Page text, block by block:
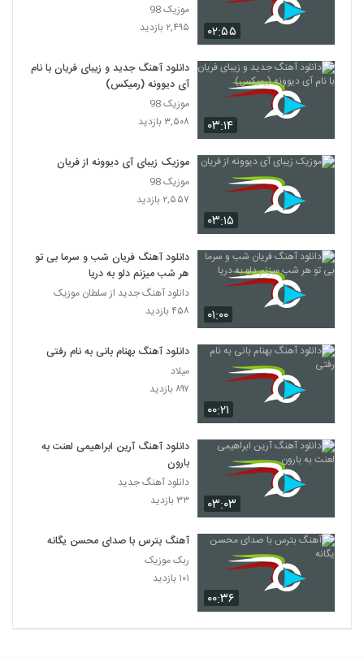
۰۲:۵۵
موزیک 98
۲,۴۹۵ بازدید
۰۳:۱۴
دانلود آهنگ جدید و زیبای فریان با نام
آی دیوونه (رمیکس)
موزیک 98
۳,۵۰۸ بازدید
۰۳:۱۵
موزیک زیبای آی دیوونه از فریان
موزیک 98
۲,۵۵۷ بازدید
۰۱:۰۰
دانلود آهنگ فریان شب و سرما بی تو
هر شب میزنم دلو به دریا
دانلود آهنگ جدید از سلطان موزیک
۴۵۸ بازدید
۰۰:۲۱
دانلود آهنگ بهنام بانی به نام رفتی
میلاد
۸۹۷ بازدید
۰۳:۰۳
دانلود آهنگ آرین ابراهیمی لعنت به
بارون
دانلود آهنگ جدید
۳۳ بازدید
۰۰:۳۶
آهنگ بترس با صدای محسن یگانه
ربک موزیک
۱۰۱ بازدید